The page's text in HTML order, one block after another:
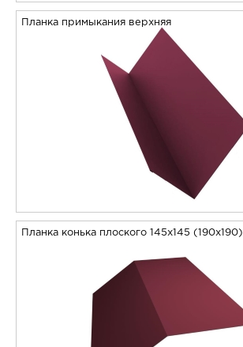
Планка примыкания верхняя
Планка конька плоского 145х145 (190х190)